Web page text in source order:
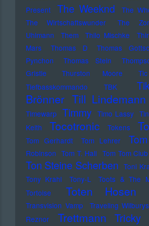
Present
The Weeknd The
The Wirtschaftswunder
The
Uhlmann
Them Thilo Mischke
Mars
Thomas D Thomas
Pynchon
Thomas Stein
Gristle
Thurston Moore
Tiefbasskommando TBK
Brönner Till Lindemann
Timewarp Timmy Timo Lassy
Keith
Tocotronic Tokens
Tom Gerhardt Tom Lehrer
Robinson Tom T. Hall Tom Tom Club
Ton Steine Scherben Toni
Tony Krahl
Tony-L Toots & The
Tortoise
Toten Hosen
Transvision Vamp
Traveling Wilburys
Reznor
Trettmann Tricky